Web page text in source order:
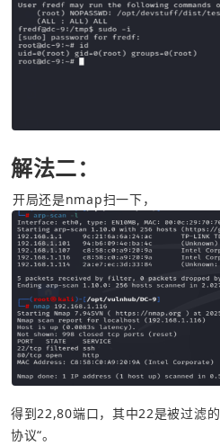
解法二：
开局还是nmap扫一下，
得到22,80端口，其中22是被过滤
协议“。